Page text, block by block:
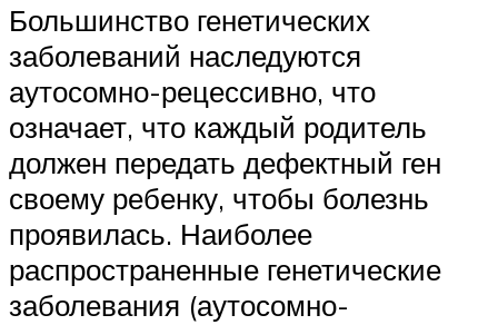
Большинство генетических
заболеваний наследуются
аутосомно-рецессивно, что
означает, что каждый родитель
должен передать дефектный ген
своему ребенку, чтобы болезнь
проявилась. Наиболее
распространенные генетические
заболевания (аутосомно-